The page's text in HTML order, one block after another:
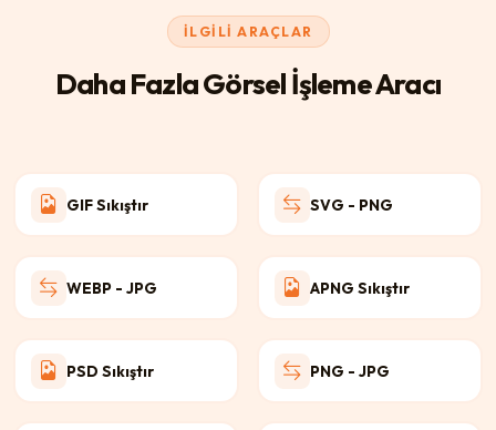
İLGILI ARAÇLAR
Daha Fazla Görsel İşleme Aracı
GIF Sıkıştır SVG - PNG
WEBP - JPG APNG Sıkıştır
PSD Sıkıştır PNG - JPG